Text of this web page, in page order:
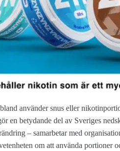
använder snus eller
en betydande del av Sveriges
– samarbetar med
om att använda portioner